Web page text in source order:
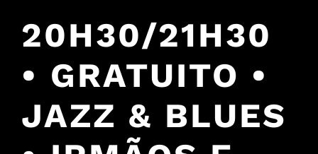
20H30/21H30
• GRATUITO •
JAZZ & BLUES